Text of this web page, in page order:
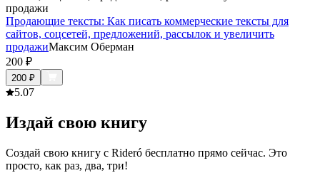
Продающие тексты: Как писать коммерческие тексты для
сайтов, соцсетей, предложений, рассылок и увеличить
продажиМаксим Оберман
200 ₽
200 ₽
5.07
Издай свою книгу
Создай свою книгу с Rideró бесплатно прямо сейчас. Это
просто, как раз, два, три!